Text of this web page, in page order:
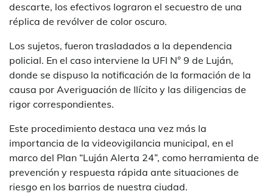
descarte, los efectivos lograron el secuestro de una
réplica de revólver de color oscuro.
Los sujetos, fueron trasladados a la dependencia
policial. En el caso interviene la UFI N° 9 de Luján,
donde se dispuso la notificación de la formación de la
causa por Averiguación de Ilícito y las diligencias de
rigor correspondientes.
Este procedimiento destaca una vez más la
importancia de la videovigilancia municipal, en el
marco del Plan “Luján Alerta 24”, como herramienta de
prevención y respuesta rápida ante situaciones de
riesgo en los barrios de nuestra ciudad.